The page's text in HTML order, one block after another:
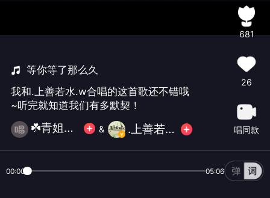
等你等了那么久
我和.上善若水.w合唱的这首歌还不错哦
~听完就知道我们有多默契！
☘️青姐👠月亮☘️ & .上善若水.w
681
26
唱同款
00:00 05:06